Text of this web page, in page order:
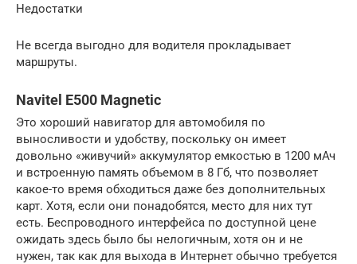
Недостатки
Не всегда выгодно для водителя прокладывает
маршруты.
Navitel E500 Magnetic
Это хороший навигатор для автомобиля по
выносливости и удобству, поскольку он имеет
довольно «живучий» аккумулятор емкостью в 1200 мАч
и встроенную память объемом в 8 Гб, что позволяет
какое-то время обходиться даже без дополнительных
карт. Хотя, если они понадобятся, место для них тут
есть. Беспроводного интерфейса по доступной цене
ожидать здесь было бы нелогичным, хотя он и не
нужен, так как для выхода в Интернет обычно требуется